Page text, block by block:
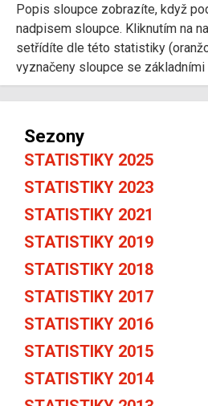
Popis sloupce zobrazíte, když
nadpisem sloupce. Kliknutím na
setřídíte dle této statistiky
vyznačeny sloupce se
Sezony
STATISTIKY 2025
STATISTIKY 2023
STATISTIKY 2021
STATISTIKY 2019
STATISTIKY 2018
STATISTIKY 2017
STATISTIKY 2016
STATISTIKY 2015
STATISTIKY 2014